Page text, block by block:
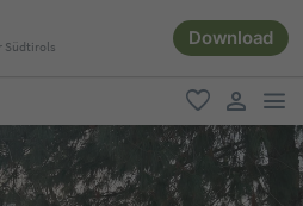
Südtirols Download
favorit
user link